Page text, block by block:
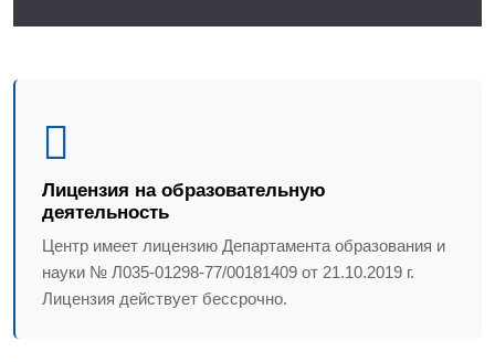
Лицензия на образовательную
деятельность
Центр имеет лицензию Департамента образования и
науки № Л035-01298-77/00181409 от 21.10.2019 г.
Лицензия действует бессрочно.